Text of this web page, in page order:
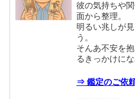
彼の気持ちや
面から整理。
明るい兆しが
う。
そんあ不安を
るきっかけに
⇒ 鑑定のご依